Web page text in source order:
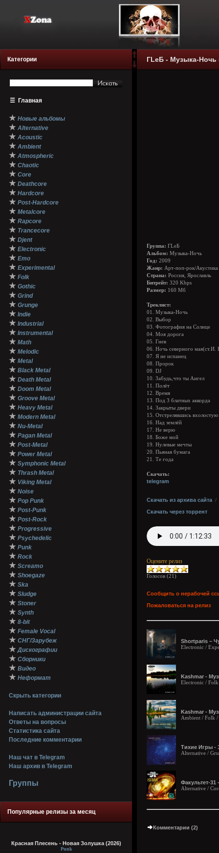
Категории
☰ Главная
★ Новые альбомы
★ Alternative
★ Acoustic
★ Ambient
★ Atmospheric
★ Chaotic
★ Core
★ Deathcore
★ Hardcore
★ Post-Hardcore
★ Metalcore
★ Rapcore
★ Trancecore
★ Djent
★ Electronic
★ Emo
★ Experimental
★ Folk
★ Gothic
★ Grind
★ Grunge
★ Indie
★ Industrial
★ Instrumental
★ Math
★ Melodic
★ Metal
★ Black Metal
★ Death Metal
★ Doom Metal
★ Groove Metal
★ Heavy Metal
★ Modern Metal
★ Nu-Metal
★ Pagan Metal
★ Post-Metal
★ Power Metal
★ Symphonic Metal
★ Thrash Metal
★ Viking Metal
★ Noise
★ Pop Punk
★ Post-Punk
★ Post-Rock
★ Progressive
★ Psychedelic
★ Punk
★ Rock
★ Screamo
★ Shoegaze
★ Ska
★ Sludge
★ Stoner
★ Synth
★ 8-bit
★ Female Vocal
★ СНГ/Зарубеж
★ Дискографии
★ Сборники
★ Видео
★ Неформат
Скрыть категории
Написать администрации сайта
Ответы на вопросы
Статистика сайта
Последние комментарии
Наш чат в Telegram
Наш архив в Telegram
Группы
Популярные релизы за месяц
Красная Плесень - Новая Золушка (2026)
Punk
ГLеБ - Музыка-Ночь
Группа: ГLеБ
Альбом: Музыка-Ночь
Год: 2009
Жанр: Арт-поп-рок/Акустика
Страна: Россия, Ярославль
Битрейт: 320 Kbps
Размер: 160 Мб
Треклист:
01. Музыка-Ночь
02. Выбор
03. Фотография на Солнце
04. Моя дорога
05. Гнев
06. Ночь северного мая(ст.И.
07. Я не испанец
08. Пророк
09. DJ
10. Забудь,что ты Ангел
11. Полёт
12. Время
13. Под 3 блатных аккорда
14. Закрыты двери
15. Отстрелявшись вхолостую
16. Над землёй
17. Не верю
18. Боже мой
19. Нулевые мечты
20. Пьяная бумага
21. Те года
Скачать:
telegram
Скачать из архива сайта /
Скачать через торрент
Оцените релиз
Голосов (21)
Сообщить о нерабочей
Пожаловаться на релиз
Shortparis –
Electronic /
Kashmar -
Electronic /
Kashmar -
Ambient / Folk
Тихие Игры -
Alternative /
Факультет-
Alternative /
Комментарии (2)